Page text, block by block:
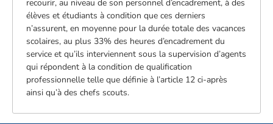
recourir, au niveau de son personnel d’encadrement, à des
élèves et étudiants à condition que ces derniers
n’assurent, en moyenne pour la durée totale des vacances
scolaires, au plus 33% des heures d’encadrement du
service et qu’ils interviennent sous la supervision d’agents
qui répondent à la condition de qualification
professionnelle telle que définie à l’article 12 ci-après
ainsi qu’à des chefs scouts.